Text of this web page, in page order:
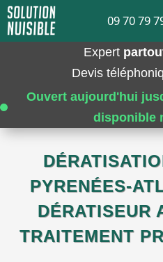
Expert
Devis
Ouvert aujourd'hui
disponible
PYRENÉES-
DÉRATISEUR
TRAITEMENT
09 70 79